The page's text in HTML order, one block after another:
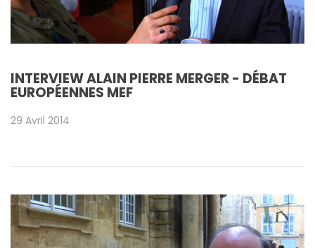
INTERVIEW ALAIN PIERRE MERGER - DÉBAT
EUROPÉENNES MEF
29 Avril 2014